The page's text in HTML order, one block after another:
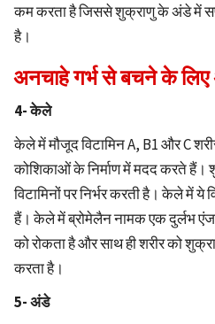
कम करता है जिससे शुक्राणु के अंडे में
है।
अनचाहे गर्भ से बचने के लिए
4- केले
केले में मौजूद विटामिन A, B1 और C
कोशिकाओं के निर्माण में मदद करते हैं।
विटामिनों पर निर्भर करती है। केले में ये
हैं। केले में ब्रोमेलैन नामक एक दुर्लभ
को रोकता है और साथ ही शरीर को
करता है।
5- अंडे